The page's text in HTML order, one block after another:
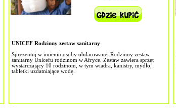
UNICEF Rodzinny zestaw sanitarny
Sprezentuj w imieniu osoby obdarowanej Rodzinny zestaw
sanitarny Unicefu rodzinom w Afryce. Zestaw zawiera sprzęt
wystarczający 10 rodzinom, w tym wiadra, kanistry, mydło,
tabletki uzdatniające wodę.